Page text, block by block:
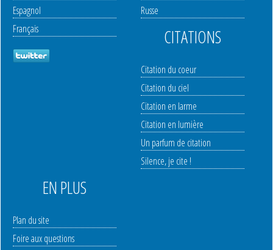
Espagnol
Français
Russe
CITATIONS
Citation du coeur
Citation du ciel
Citation en larme
Citation en lumière
Un parfum de citation
Silence, je cite !
EN PLUS
Plan du site
Foire aux questions